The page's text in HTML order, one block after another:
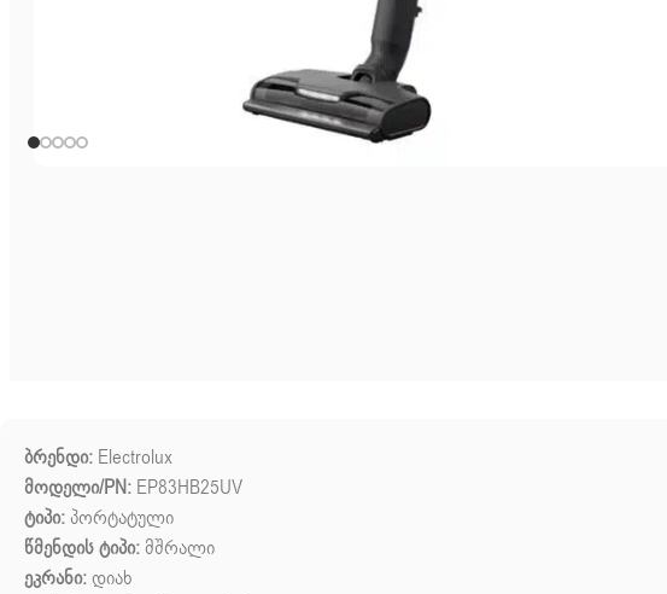
ბრენდი: Electrolux
მოდელი/PN: EP83HB25UV
ტიპი: პორტატული
წმენდის ტიპი: მშრალი
ეკრანი: დიახ